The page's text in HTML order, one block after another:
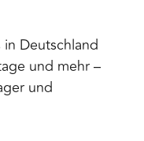
Deutschland
und mehr –
und